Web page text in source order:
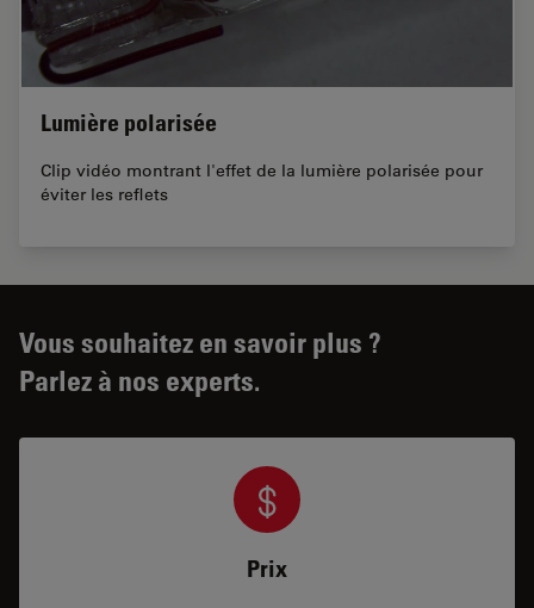
Lumière polarisée
Clip vidéo montrant l'effet de la lumière polarisée pour
éviter les reflets
Vous souhaitez en savoir plus ?
Parlez à nos experts.
Prix